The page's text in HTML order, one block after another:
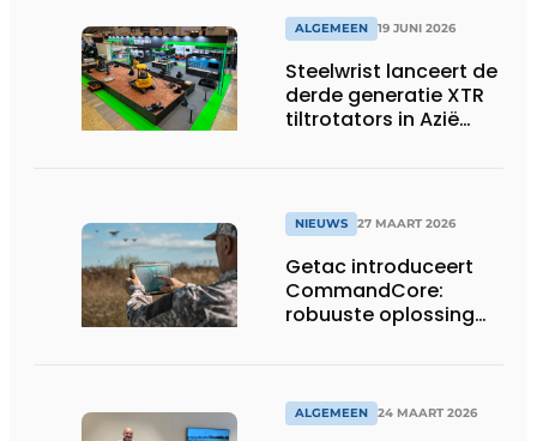
ALGEMEEN 19 JUNI 2026
Steelwrist lanceert de
derde generatie XTR
tiltrotators in Azië
NIEUWS 27 MAART 2026
Getac introduceert
CommandCore:
robuuste oplossing
ALGEMEEN 24 MAART 2026